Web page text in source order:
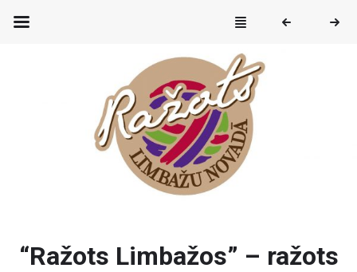
“Ražots Limbažos” – ražots